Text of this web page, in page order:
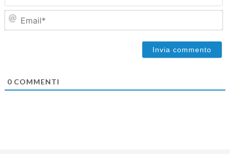
0COMMENTI